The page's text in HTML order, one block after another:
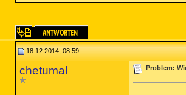
18.12.2014, 08:59
chetumal Problem: